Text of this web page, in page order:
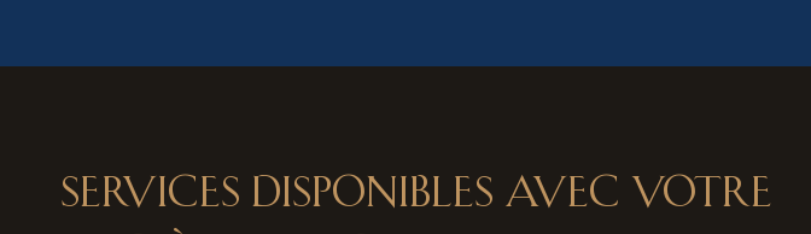
Services disponibles avec votre